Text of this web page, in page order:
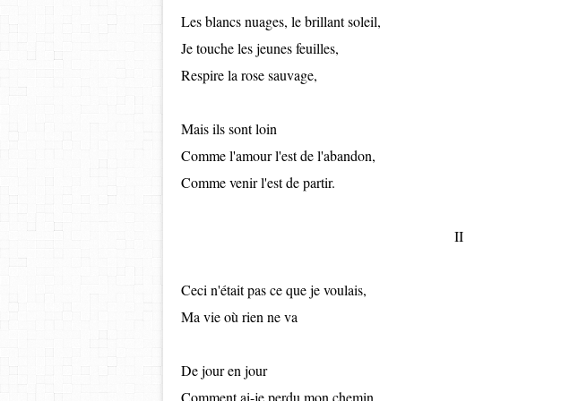
Les blancs nuages, le brillant soleil,
Je touche les jeunes feuilles,
Respire la rose sauvage,
Mais ils sont loin
Comme l'amour l'est de l'abandon,
Comme venir l'est de partir.
II
Ceci n'était pas ce que je voulais,
Ma vie où rien ne va
De jour en jour
Comment ai-je perdu mon chemin